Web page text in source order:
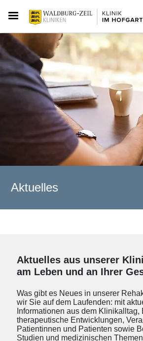
Aktuelles
Aktuelles aus unserer
am Leben und an Ihrer
Was gibt es Neues in unserer
wir Sie auf dem Laufenden: mit
Informationen aus dem Klinikalltag,
therapeutische Entwicklungen,
Patientinnen und Patienten sowie
Studien und medizinischen